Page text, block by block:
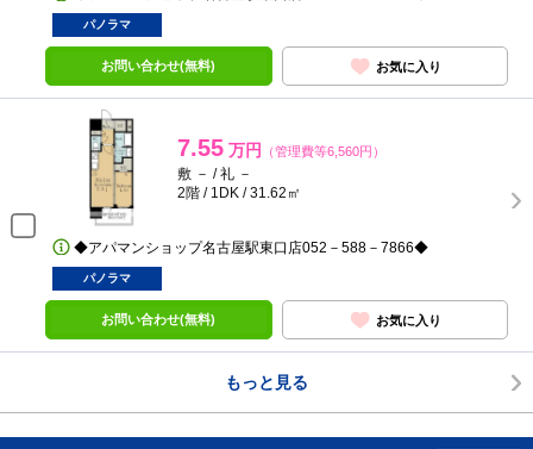
パノラマ
お問い合わせ(無料) お気に入り
7.55 万円 （管理費等6,560円）
敷 － / 礼 －
2階 / 1DK / 31.62㎡
◆アパマンショップ名古屋駅東口店052－588－7866◆
パノラマ
お問い合わせ(無料) お気に入り
もっと見る